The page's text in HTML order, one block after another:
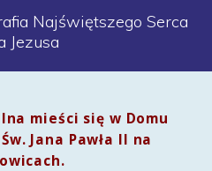
Najświętszego Serca
Jezusa
mieści się w Domu
Jana Pawła II na